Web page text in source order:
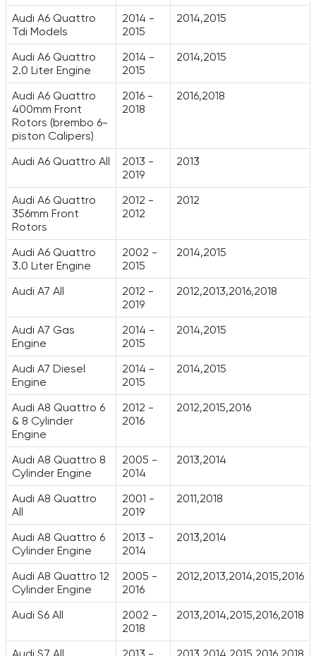
Audi A6 Quattro
Tdi Models
2014 -
2015
2014,2015
Audi A6 Quattro
2.0 Liter Engine
2014 -
2015
2014,2015
Audi A6 Quattro
400mm Front
Rotors (brembo 6-
piston Calipers)
2016 -
2018
2016,2018
Audi A6 Quattro All
2013 -
2019
2013
Audi A6 Quattro
356mm Front
Rotors
2012 -
2012
2012
Audi A6 Quattro
3.0 Liter Engine
2002 -
2015
2014,2015
Audi A7 All
2012 -
2019
2012,2013,2016,2018
Audi A7 Gas
Engine
2014 -
2015
2014,2015
Audi A7 Diesel
Engine
2014 -
2015
2014,2015
Audi A8 Quattro 6
& 8 Cylinder
Engine
2012 -
2016
2012,2015,2016
Audi A8 Quattro 8
Cylinder Engine
2005 -
2014
2013,2014
Audi A8 Quattro
All
2001 -
2019
2011,2018
Audi A8 Quattro 6
Cylinder Engine
2013 -
2014
2013,2014
Audi A8 Quattro 12
Cylinder Engine
2005 -
2016
2012,2013,2014,2015,2016
Audi S6 All
2002 -
2018
2013,2014,2015,2016,2018